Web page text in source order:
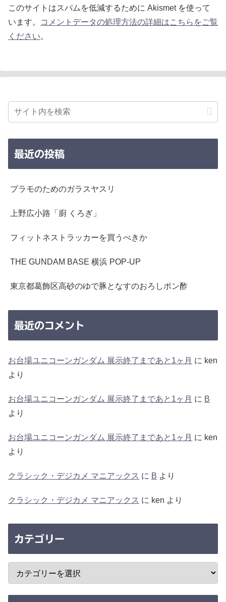
このサイトはスパムを低減するために Akismet を使って
います。
コメントデータの処理方法の詳細はこちらをご覧
ください。
最近の投稿
プラモのためのガラスヤスリ
上野広小路「廚 くろぎ」
フィットネストラッカーを買うべきか
THE GUNDAM BASE 横浜 POP-UP
東京都葛飾区高砂のゆで豚となすのおろしポン酢
最近のコメント
お台場ユニコーンガンダム 展示終了まであと1ヶ月 に ken
より
お台場ユニコーンガンダム 展示終了まであと1ヶ月 に B
より
お台場ユニコーンガンダム 展示終了まであと1ヶ月 に ken
より
クラシック・デジカメ マニアックス に B より
クラシック・デジカメ マニアックス に ken より
カテゴリー